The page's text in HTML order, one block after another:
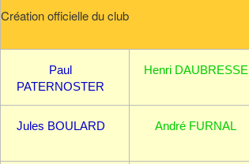
Création officielle du club
Paul
PATERNOSTER
Henri DAUBRESSE
Jules BOULARD André FURNAL